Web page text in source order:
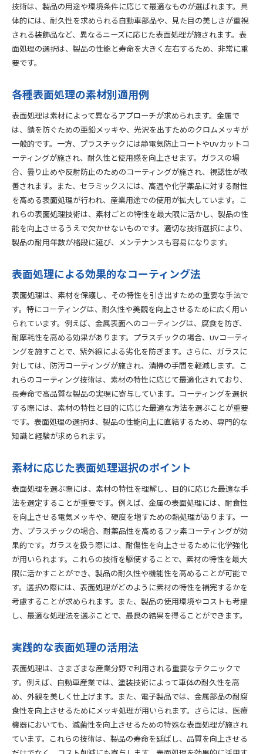
技術は、製品の用途や環境条件に応じて最適なものが選ばれます。具
体的には、耐久性を求められる自動車部品や、見た目の美しさが重視
される装飾品など、異なるニーズに応じた表面処理が施されます。表
面処理の選択は、製品の性能と寿命を大きく左右するため、非常に重
要です。
各種表面処理の素材別適用例
表面処理は素材によって異なるアプローチが求められます。金属で
は、錆を防ぐための亜鉛メッキや、光沢を出すためのクロムメッキが
一般的です。一方、プラスチックには静電気防止コートやUVカットコ
ーティングが施され、耐久性と使用感を向上させます。ガラスの場
合、曇り止めや反射防止のためのコーティングが施され、視認性が改
善されます。また、セラミックスには、高温や化学薬品に対する耐性
を高める表面処理が行われ、産業用途での使用が拡大しています。こ
れらの表面処理技術は、素材ごとの特性を最大限に活かし、製品の性
能を向上させるうえで欠かせないものです。適切な技術選択により、
製品の耐用年数が格段に延び、メンテナンスも容易になります。
表面処理による効果的なコーティング法
表面処理は、素材を保護し、その特性を引き出すための重要な手法で
す。特にコーティングは、耐久性や美観を向上させるために広く用い
られています。例えば、金属表面へのコーティングは、腐食を防ぎ、
耐摩耗性を高める効果があります。プラスチックの場合、UVコーティ
ングを施すことで、紫外線による劣化を防ぎます。さらに、ガラスに
対しては、防汚コーティングが施され、清掃の手間を軽減します。こ
れらのコーティング技術は、素材の特性に応じて最適化されており、
長寿命で高品質な製品の実現に寄与しています。コーティングを選択
する際には、素材の特性と目的に応じた最適な方法を選ぶことが重要
です。表面処理の選択は、製品の性能向上に直結するため、専門的な
知識と経験が求められます。
素材に応じた表面処理選択のポイント
表面処理を選ぶ際には、素材の特性を理解し、目的に応じた最適な手
法を選定することが重要です。例えば、金属の表面処理には、耐食性
を向上させる電気メッキや、硬度を増すための熱処理があります。一
方、プラスチックの場合、耐薬品性を高めるフッ素コーティングが効
果的です。ガラスを扱う際には、耐傷性を向上させるために化学強化
が用いられます。これらの技術を駆使することで、素材の特性を最大
限に活かすことができ、製品の耐久性や機能性を高めることが可能で
す。選択の際には、表面処理がどのように素材の特性を補完するかを
考慮することが求められます。また、製品の使用環境やコストも考慮
し、最適な処理法を選ぶことで、最良の結果を得ることができます。
実践的な表面処理の活用法
表面処理は、さまざまな産業分野で利用される重要なテクニックで
す。例えば、自動車産業では、塗装技術によって車体の耐久性を高
め、外観を美しく仕上げます。また、電子製品では、金属部品の耐腐
食性を向上させるためにメッキ処理が用いられます。さらには、医療
機器においても、滅菌性を向上させるための特殊な表面処理が施され
ています。これらの技術は、製品の寿命を延ばし、品質を向上させる